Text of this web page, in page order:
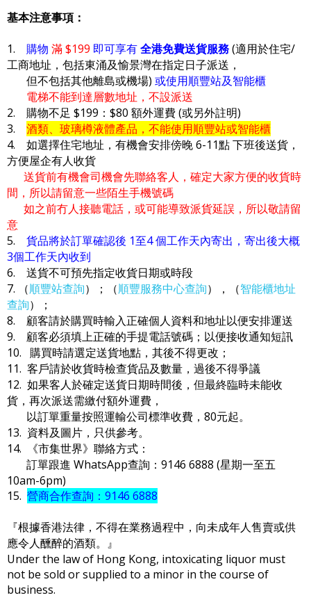
基本注意事項：
1. 購物 滿 $199 即可享有全港免費送貨服務(適用於住宅/
工商地址，包括東涌及愉景灣在指定日子派送，
但不包括其他離島或機場) 或使用順豐站及智能櫃
電梯不能到達層數地址，不設派送
2. 購物不足 $199：$80 額外運費 (或另外註明)
3. 酒類、玻璃樽液體產品，不能使用順豐站或智能櫃
4. 如選擇住宅地址，有機會安排傍晚 6-11點 下班後送貨，
方便屋企有人收貨
送貨前有機會司機會先聯絡客人，確定大家方便的收貨時
間，所以請留意一些陌生手機號碼
如之前冇人接聽電話，或可能導致派貨延誤，所以敬請留
意
5. 貨品將於訂單確認後 1至4 個工作天內寄出，寄出後大概
3個工作天內收到
6. 送貨不可預先指定收貨日期或時段
7. （順豐站查詢）；（順豐服務中心查詢），（智能櫃地址
查詢）；
8. 顧客請於購買時輸入正確個人資料和地址以便安排運送
9. 顧客必須填上正確的手提電話號碼；以便接收通知短訊
10. 購買時請選定送貨地點，其後不得更改；
11. 客戶請於收貨時檢查貨品及數量，過後不得爭議
12. 如果客人於確定送貨日期時間後，但最終臨時未能收
貨，再次派送需繳付額外運費，
以訂單重量按照運輸公司標準收費，80元起。
13. 資料及圖片，只供參考。
14. 《市集世界》聯絡方式：
訂單跟進 WhatsApp查詢：9146 6888 (星期一至五
10am-6pm)
15. 營商合作查詢：9146 6888
『根據香港法律，不得在業務過程中，向未成年人售賣或供
應令人醺醉的酒類。』
Under the law of Hong Kong, intoxicating liquor must
not be sold or supplied to a minor in the course of
business.